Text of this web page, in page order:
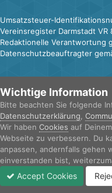
Umsatzsteuer-
Vereinsregister Darmstadt VR
Redaktionelle Verantwortung
Datenschutzbeauftragter
IPS Theme IPSFocus
Powered
Wichtige Information
Bitte beachten Sie folgende
Datenschutzerklärung
Wir haben Cookies auf
Webseite zu verbessern. Du
anpassen, andernfalls gehen
einverstanden bist,
Accept Cookies